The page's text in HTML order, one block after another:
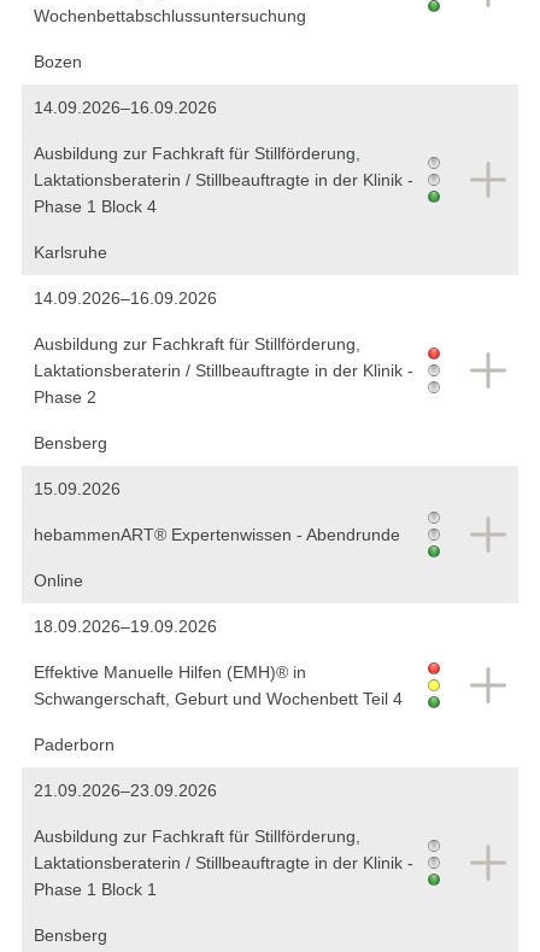
Wochenbettabschlussuntersuchung
Bozen
14.09.2026–16.09.2026
Ausbildung zur Fachkraft für Stillförderung,
Laktationsberaterin / Stillbeauftragte in der Klinik -
Phase 1 Block 4
Karlsruhe
14.09.2026–16.09.2026
Ausbildung zur Fachkraft für Stillförderung,
Laktationsberaterin / Stillbeauftragte in der Klinik -
Phase 2
Bensberg
15.09.2026
hebammenART® Expertenwissen - Abendrunde
Online
18.09.2026–19.09.2026
Effektive Manuelle Hilfen (EMH)® in
Schwangerschaft, Geburt und Wochenbett Teil 4
Paderborn
21.09.2026–23.09.2026
Ausbildung zur Fachkraft für Stillförderung,
Laktationsberaterin / Stillbeauftragte in der Klinik -
Phase 1 Block 1
Bensberg